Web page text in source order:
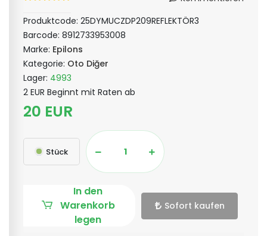
Produktcode: 25DYMUCZDP209REFLEKTÖR3
Barcode: 8912733953008
Marke: Epilons
Kategorie: Oto Diğer
Lager: 4993
2 EUR Beginnt mit Raten ab
20 EUR
Stück
In den
Warenkorb
legen
Sofort kaufen